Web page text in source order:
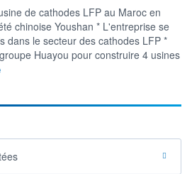
de cathodes LFP au Maroc en
chinoise Youshan * L'entreprise se
dans le secteur des cathodes LFP *
Huayou pour construire 4 usines